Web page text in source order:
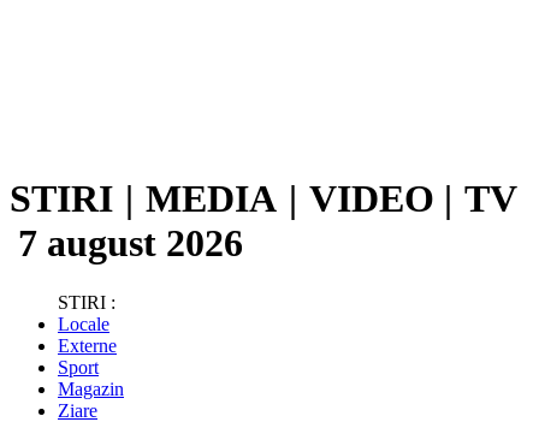
STIRI | MEDIA | VIDEO | TV
7 august 2026
STIRI :
Locale
Externe
Sport
Magazin
Ziare